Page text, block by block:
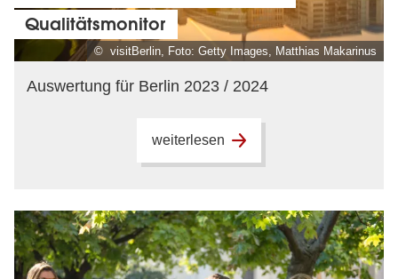
© visitBerlin, Foto: Getty Images, Matthias Makarinus
Qualitätsmonitor
Auswertung für Berlin 2023 / 2024
weiterlesen